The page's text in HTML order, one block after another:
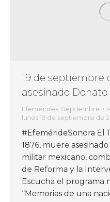
19 de septiembre
asesinado Donato
Efemérides Septiembre
lunes 19 de septiembre de
#EfemérideSonora El
1876, muere
militar mexicano,
de Reforma y la
Escucha el programa
“Memorias de una